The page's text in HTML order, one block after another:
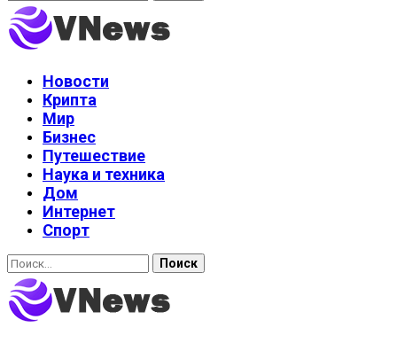
Новости
Крипта
Мир
Бизнес
Путешествие
Наука и техника
Дом
Интернет
Спорт
Найти: